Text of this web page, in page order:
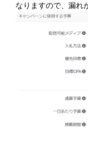
なりますので、漏れ